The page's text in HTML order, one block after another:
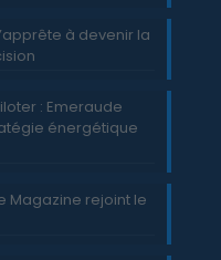
à devenir la
: Emeraude
énergétique
Magazine rejoint le